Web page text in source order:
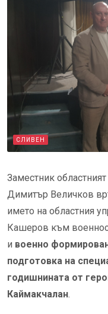
СЛИВЕН
Заместник
Димитър Величков
името на областния
Кашеров към
и военно
подготовка на
годишнината от
Каймакчалан.